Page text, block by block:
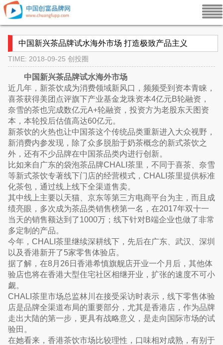
中国新兴茶品牌试水海外市场 打造极致产品主义
TIME: 2018-09-25 创投圈
中国新兴茶品牌试水海外市场
近几年，新茶饮成为消费领域新风口，频频受到资本青睐，
喜茶获得美团点评旗下产业基金龙珠资本4亿元B轮融资，
奈雪的茶也完成数亿元A+轮融资，投资方为老股东天图资
本，本轮投后估值高达60亿元。
新茶饮的火热也让中国茶这个传统品类重新进入大众视野，
新消费内参发现，除了众多脱胎于奶茶概念的新式茶饮之
外，还有不少品牌在中国茶品类内进行创新。
比如来自广东的袋泡茶品牌CHALI茶里，不同于喜茶、奈雪
等新式茶饮专著线下门店的经营模式，CHALI茶里提供标准
化茶包，通过线上线下全渠道售卖。
其中线上主要以天猫、京东等第三方电商平台为主，而且成
绩亮眼，多次成为茶品类销售榜第一名，在2017年双十一
当天的销售额达到了1000万；线下针对B端企业也做了非常
多定制的产品。
今年，CHALI茶里继续深耕线下，先后在广东、武汉、深圳
以及香港新开了5家零售体验店。
据了解，在8月26日香港希慎旗舰店开业一个月后，其他体
验店也将在香港大型住宅社区相继开业，扩张的速度不可小
觑。
CHALI茶里市场总监林川在接受采访时表示，线下零售体验
店是品牌全渠道布局的重要部分，尤其是香港店，作为品牌
走出大陆的第一步，更具有战略意义，是走向国际市场的试
验田。
在她看来，香港茶饮市场比较理性，口味相对成熟，有别于